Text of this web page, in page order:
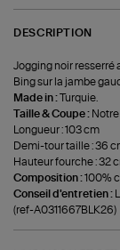
DESCRIPTION
Jogging noir resserré
Bing sur la jambe
Made in :
Turquie.
Taille & Coupe :
Longueur : 103 cm
Demi-tour taille : 36
Hauteur fourche : 32
Composition :100%
Conseil d'entretien :
(ref-A0311667BLK26)